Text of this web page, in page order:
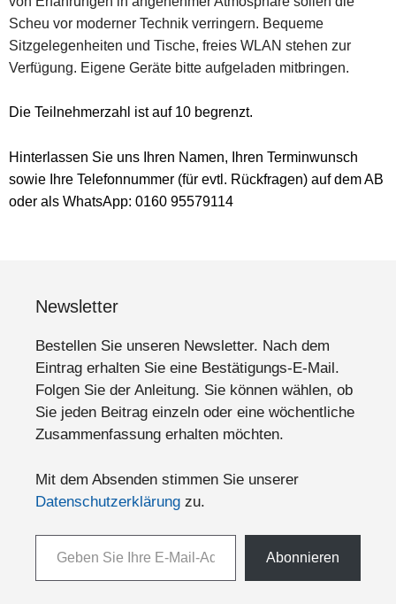
Scheu vor moderner Technik verringern. Bequeme
Sitzgelegenheiten und Tische, freies WLAN stehen zur
Verfügung. Eigene Geräte bitte aufgeladen mitbringen.
Die Teilnehmerzahl ist auf 10 begrenzt.
Hinterlassen Sie uns Ihren Namen, Ihren Terminwunsch
sowie Ihre Telefonnummer (für evtl. Rückfragen) auf dem AB
oder als WhatsApp: 0160 95579114
Newsletter
Bestellen Sie unseren Newsletter. Nach dem
Eintrag erhalten Sie eine Bestätigungs-E-Mail.
Folgen Sie der Anleitung. Sie können wählen, ob
Sie jeden Beitrag einzeln oder eine wöchentliche
Zusammenfassung erhalten möchten.
Mit dem Absenden stimmen Sie unserer
Datenschutzerklärung zu.
Geben Sie Ihre E-Mail-Adresse ein ...
Abonnieren